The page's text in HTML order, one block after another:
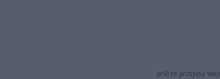
Jeśli te przepisy